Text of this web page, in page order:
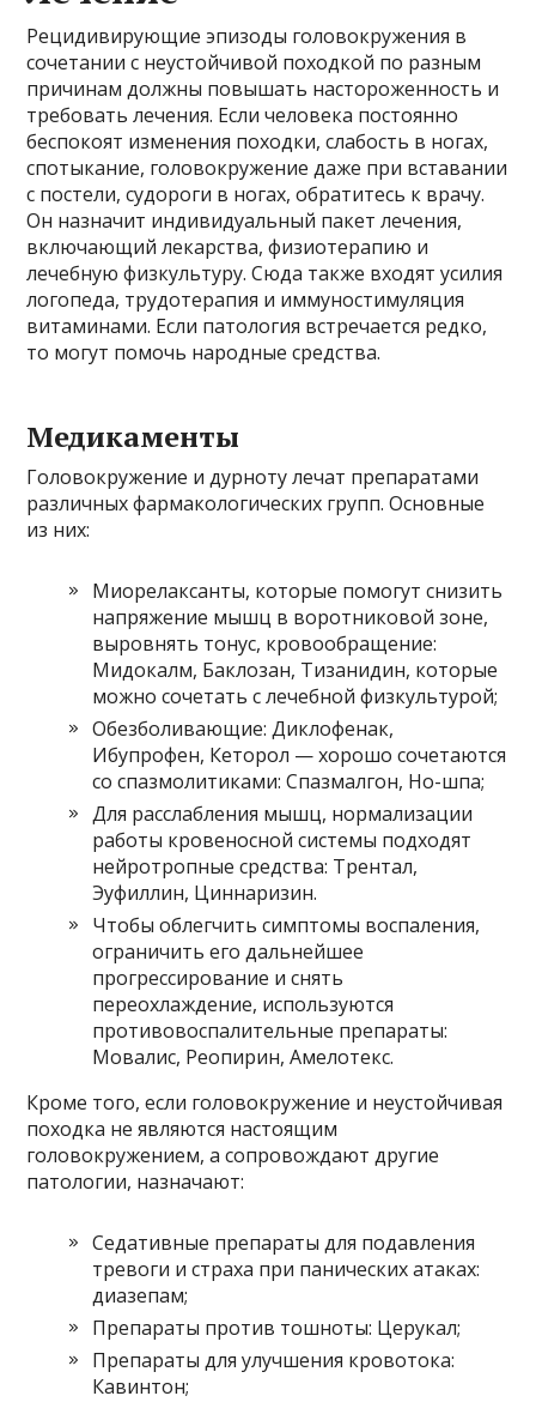
Рецидивирующие эпизоды головокружения в
сочетании с неустойчивой походкой по разным
причинам должны повышать настороженность и
требовать лечения. Если человека постоянно
беспокоят изменения походки, слабость в ногах,
спотыкание, головокружение даже при вставании
с постели, судороги в ногах, обратитесь к врачу.
Он назначит индивидуальный пакет лечения,
включающий лекарства, физиотерапию и
лечебную физкультуру. Сюда также входят усилия
логопеда, трудотерапия и иммуностимуляция
витаминами. Если патология встречается редко,
то могут помочь народные средства.
Медикаменты
Головокружение и дурноту лечат препаратами
различных фармакологических групп. Основные
из них:
Миорелаксанты, которые помогут снизить
напряжение мышц в воротниковой зоне,
выровнять тонус, кровообращение:
Мидокалм, Баклозан, Тизанидин, которые
можно сочетать с лечебной физкультурой;
Обезболивающие: Диклофенак,
Ибупрофен, Кеторол — хорошо сочетаются
со спазмолитиками: Спазмалгон, Но-шпа;
Для расслабления мышц, нормализации
работы кровеносной системы подходят
нейротропные средства: Трентал,
Эуфиллин, Циннаризин.
Чтобы облегчить симптомы воспаления,
ограничить его дальнейшее
прогрессирование и снять
переохлаждение, используются
противовоспалительные препараты:
Мовалис, Реопирин, Амелотекс.
Кроме того, если головокружение и неустойчивая
походка не являются настоящим
головокружением, а сопровождают другие
патологии, назначают:
Седативные препараты для подавления
тревоги и страха при панических атаках:
диазепам;
Препараты против тошноты: Церукал;
Препараты для улучшения кровотока:
Кавинтон;